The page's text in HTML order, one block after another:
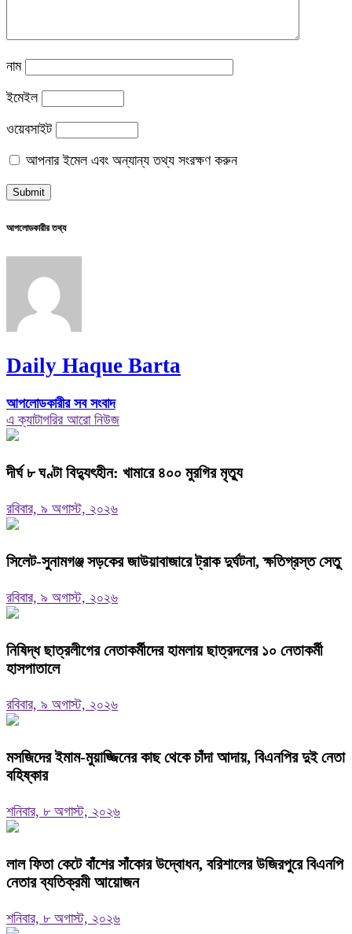
নাম
ইমেইল
ওয়েবসাইট
আপনার ইমেল এবং অন্যান্য তথ্য সংরক্ষণ করুন
আপলোডকারীর তথ্য
Daily Haque Barta
আপলোডকারীর সব সংবাদ
এ ক্যাটাগরির আরো নিউজ
দীর্ঘ ৮ ঘণ্টা বিদ্যুৎহীন: খামারে ৪০০ মুরগির মৃত্যু
রবিবার, ৯ অগাস্ট, ২০২৬
‎সিলেট-সুনামগঞ্জ সড়কের জাউয়াবাজারে ট্রাক দুর্ঘটনা, ক্ষতিগ্রস্ত সেতু
রবিবার, ৯ অগাস্ট, ২০২৬
নিষিদ্ধ ছাত্রলীগের নেতাকর্মীদের হামলায় ছাত্রদলের ১০ নেতাকর্মী
হাসপাতালে
রবিবার, ৯ অগাস্ট, ২০২৬
মসজিদের ইমাম-মুয়াজ্জিনের কাছ থেকে চাঁদা আদায়, বিএনপির দুই নেতা
বহিষ্কার
শনিবার, ৮ অগাস্ট, ২০২৬
‎লাল ফিতা কেটে বাঁশের সাঁকোর উদ্বোধন, বরিশালের উজিরপুরে বিএনপি
নেতার ব্যতিক্রমী আয়োজন
শনিবার, ৮ অগাস্ট, ২০২৬